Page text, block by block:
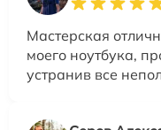
Мастерская
моего ноутбука,
устранив все